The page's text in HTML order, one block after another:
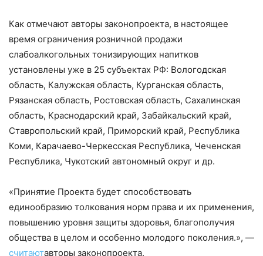
Как отмечают авторы законопроекта, в настоящее
время ограничения розничной продажи
слабоалкогольных тонизирующих напитков
установлены уже в 25 субъектах РФ: Вологодская
область, Калужская область, Курганская область,
Рязанская область, Ростовская область, Сахалинская
область, Краснодарский край, Забайкальский край,
Ставропольский край, Приморский край, Республика
Коми, Карачаево-Черкесская Республика, Чеченская
Республика, Чукотский автономный округ и др.
«Принятие Проекта будет способствовать
единообразию толкования норм права и их применения,
повышению уровня защиты здоровья, благополучия
общества в целом и особенно молодого поколения.», —
считаютавторы законопроекта.